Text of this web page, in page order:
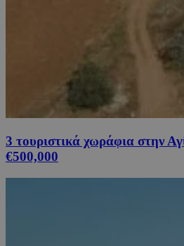
3 τουριστικά χωράφια στην
€500,000